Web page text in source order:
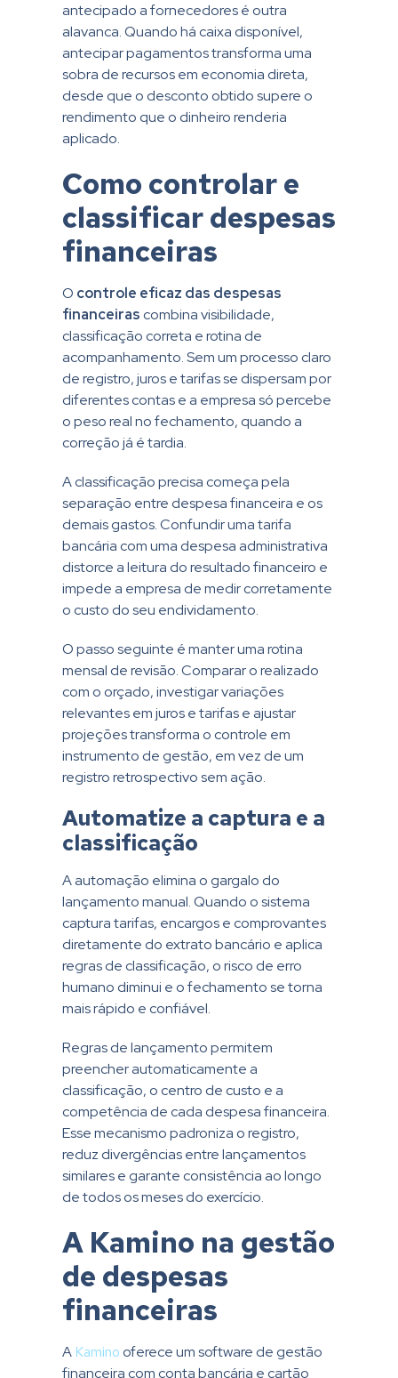
antecipado a fornecedores é outra
alavanca. Quando há caixa disponível,
antecipar pagamentos transforma uma
sobra de recursos em economia direta,
desde que o desconto obtido supere o
rendimento que o dinheiro renderia
aplicado.
Como controlar e
classificar despesas
financeiras
O controle eficaz das despesas
financeiras combina visibilidade,
classificação correta e rotina de
acompanhamento. Sem um processo claro
de registro, juros e tarifas se dispersam por
diferentes contas e a empresa só percebe
o peso real no fechamento, quando a
correção já é tardia.
A classificação precisa começa pela
separação entre despesa financeira e os
demais gastos. Confundir uma tarifa
bancária com uma despesa administrativa
distorce a leitura do resultado financeiro e
impede a empresa de medir corretamente
o custo do seu endividamento.
O passo seguinte é manter uma rotina
mensal de revisão. Comparar o realizado
com o orçado, investigar variações
relevantes em juros e tarifas e ajustar
projeções transforma o controle em
instrumento de gestão, em vez de um
registro retrospectivo sem ação.
Automatize a captura e a
classificação
A automação elimina o gargalo do
lançamento manual. Quando o sistema
captura tarifas, encargos e comprovantes
diretamente do extrato bancário e aplica
regras de classificação, o risco de erro
humano diminui e o fechamento se torna
mais rápido e confiável.
Regras de lançamento permitem
preencher automaticamente a
classificação, o centro de custo e a
competência de cada despesa financeira.
Esse mecanismo padroniza o registro,
reduz divergências entre lançamentos
similares e garante consistência ao longo
de todos os meses do exercício.
A Kamino na gestão
de despesas
financeiras
A Kamino oferece um software de gestão
financeira com conta bancária e cartão